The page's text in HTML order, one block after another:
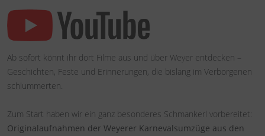
Ab sofort könnt ihr dort Filme aus und über Weyer entdecken –
Geschichten, Feste und Erinnerungen, die bislang im Verborgenen
schlummerten.
Zum Start haben wir ein ganz besonderes Schmankerl vorbereitet:
Originalaufnahmen der Weyerer Karnevalsumzüge aus den